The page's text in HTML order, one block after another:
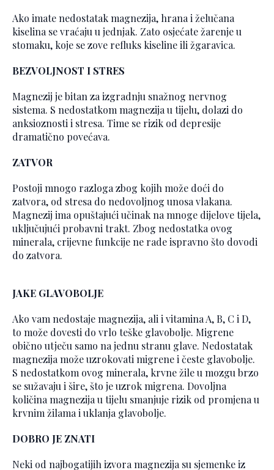
Ako imate nedostatak magnezija, hrana i želučana
kiselina se vraćaju u jednjak. Zato osjećate žarenje u
stomaku, koje se zove refluks kiseline ili žgaravica.
BEZVOLJNOST I STRES
Magnezij je bitan za izgradnju snažnog nervnog
sistema. S nedostatkom magnezija u tijelu, dolazi do
anksioznosti i stresa. Time se rizik od depresije
dramatično povećava.
ZATVOR
Postoji mnogo razloga zbog kojih može doći do
zatvora, od stresa do nedovoljnog unosa vlakana.
Magnezij ima opuštajući učinak na mnoge dijelove tijela,
uključujući probavni trakt. Zbog nedostatka ovog
minerala, crijevne funkcije ne rade ispravno što dovodi
do zatvora.
JAKE GLAVOBOLJE
Ako vam nedostaje magnezija, ali i vitamina A, B, C i D,
to može dovesti do vrlo teške glavobolje. Migrene
obično utječu samo na jednu stranu glave. Nedostatak
magnezija može uzrokovati migrene i česte glavobolje.
S nedostatkom ovog minerala, krvne žile u mozgu brzo
se sužavaju i šire, što je uzrok migrena. Dovoljna
količina magnezija u tijelu smanjuje rizik od promjena u
krvnim žilama i uklanja glavobolje.
DOBRO JE ZNATI
Neki od najbogatijih izvora magnezija su sjemenke iz